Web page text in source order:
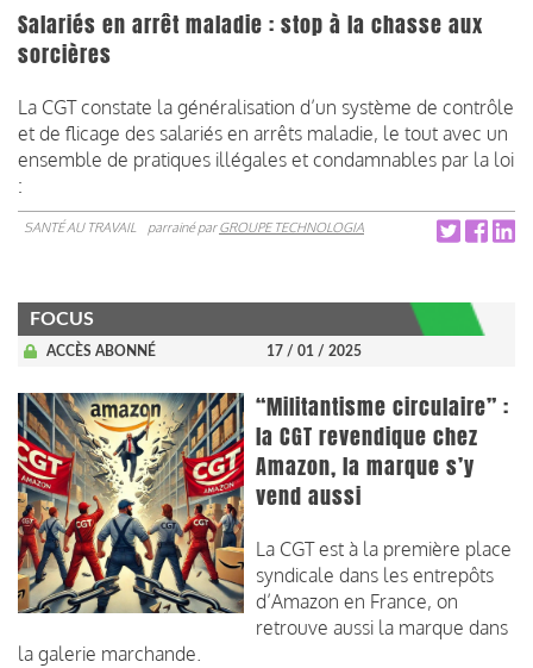
Salariés en arrêt maladie : stop à la chasse aux
sorcières
La CGT constate la généralisation d’un système de contrôle
et de flicage des salariés en arrêts maladie, le tout avec un
ensemble de pratiques illégales et condamnables par la loi
:
SANTÉ AU TRAVAIL parrainé parGROUPE TECHNOLOGIA
FOCUS
ACCÈS ABONNÉ 17 / 01 / 2025
“Militantisme circulaire” :
la CGT revendique chez
Amazon, la marque s’y
vend aussi
La CGT est à la première place
syndicale dans les entrepôts
d’Amazon en France, on
retrouve aussi la marque dans
la galerie marchande.